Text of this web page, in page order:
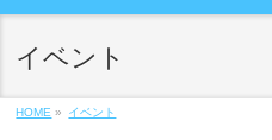
イベント
HOME » イベント